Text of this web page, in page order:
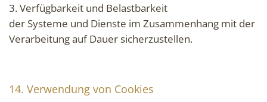
3. Verfügbarkeit und Belastbarkeit
der Systeme und Dienste im Zusammenhang mit der
Verarbeitung auf Dauer sicherzustellen.
14. Verwendung von Cookies